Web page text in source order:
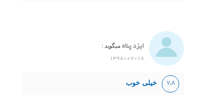
ایزد پناه میگوید :
1398-07-18
7,8 خیلی خوب